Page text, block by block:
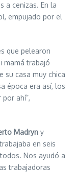
a cenizas. En la
empujado por el
que pelearon
mamá trabajó
su casa muy chica
época era así, los
ahí”,
Madryn y
en seis
Nos ayudó a
trabajadoras